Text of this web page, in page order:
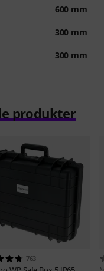
600 mm
300 mm
300 mm
produkter
763